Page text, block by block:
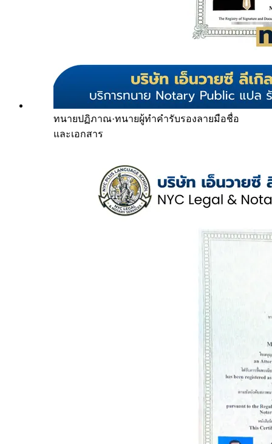
ทนายปฏิภาณ·ทนายผู้ทำคำรับรองลายมือชื่อ
และเอกสาร